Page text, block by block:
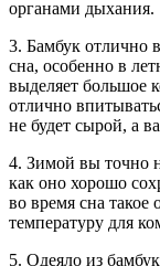
органами дыхания.
3. Бамбук отлично
сна, особенно в
выделяет большое
отлично
не будет сырой, а
4. Зимой вы точно
как оно хорошо
во время сна такое
температуру для
5. Одеяло из